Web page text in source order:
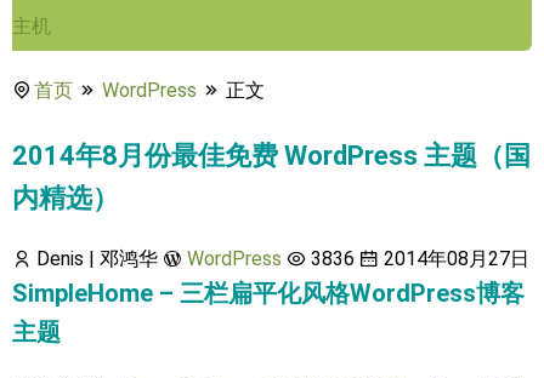
主机
首页 WordPress 正文
2014年8月份最佳免费 WordPress 主题（国
内精选）
Denis | 邓鸿华 WordPress 3836 2014年08月27日
SimpleHome – 三栏扁平化风格WordPress博客
主题